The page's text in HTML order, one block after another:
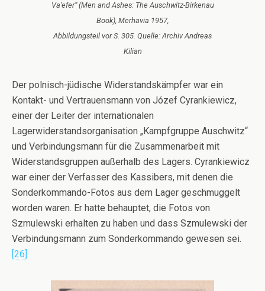
Va’efer“ (Men and Ashes: The Auschwitz-Birkenau
Book), Merhavia 1957,
Abbildungsteil vor S. 305. Quelle: Archiv Andreas
Kilian
Der polnisch-jüdische Widerstandskämpfer war ein
Kontakt- und Vertrauensmann von Józef Cyrankiewicz,
einer der Leiter der internationalen
Lagerwiderstandsorganisation „Kampfgruppe Auschwitz“
und Verbindungsmann für die Zusammenarbeit mit
Widerstandsgruppen außerhalb des Lagers. Cyrankiewicz
war einer der Verfasser des Kassibers, mit denen die
Sonderkommando-Fotos aus dem Lager geschmuggelt
worden waren. Er hatte behauptet, die Fotos von
Szmulewski erhalten zu haben und dass Szmulewski der
Verbindungsmann zum Sonderkommando gewesen sei.
[26]